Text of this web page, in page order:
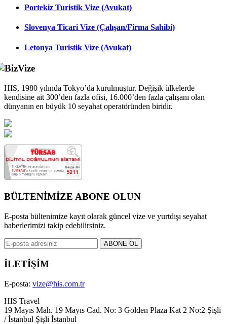
Portekiz Turistik Vize (Avukat)
Slovenya Ticari Vize (Çalışan/Firma Sahibi)
Letonya Turistik Vize (Avukat)
HIS, 1980 yılında Tokyo’da kurulmuştur. Değişik ülkelerde
kendisine ait 300’den fazla ofisi, 16.000’den fazla çalışanı olan
dünyanın en büyük 10 seyahat operatöründen biridir.
BÜLTENİMİZE ABONE OLUN
E-posta bültenimize kayıt olarak güncel vize ve yurtdışı seyahat
haberlerimizi takip edebilirsiniz.
İLETİŞİM
E-posta: vize@his.com.tr
HIS Travel
19 Mayıs Mah. 19 Mayıs Cad. No: 3 Golden Plaza Kat 2 No:2 Şişli
/ İstanbul Şişli İstanbul